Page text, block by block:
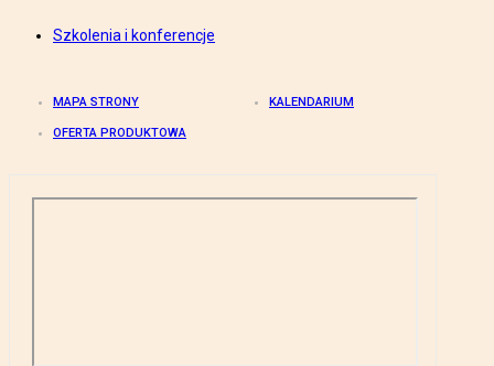
Szkolenia i konferencje
MAPA STRONY KALENDARIUM
OFERTA PRODUKTOWA